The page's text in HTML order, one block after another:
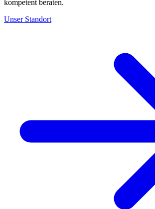
kompetent beraten.
Unser Standort